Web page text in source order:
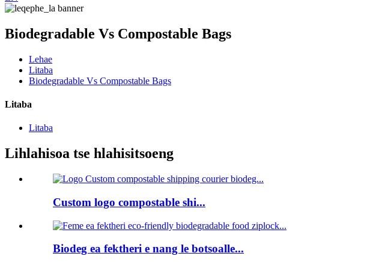
Biodegradable Vs Compostable Bags
Lehae
Litaba
Biodegradable Vs Compostable Bags
Litaba
Litaba
Lihlahisoa tse hlahisitsoeng
Custom logo compostable shi...
Biodeg ea fektheri e nang le botsoalle...